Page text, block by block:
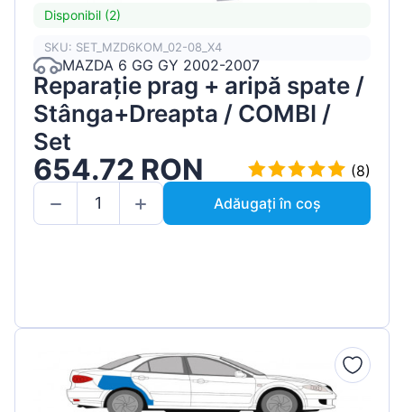
Disponibil (2)
SKU: SET_MZD6KOM_02-08_X4
MAZDA 6 GG GY 2002-2007
Reparație prag + aripă spate /
Stânga+Dreapta / COMBI /
Set
654.72 RON
(8)
Adăugați în coș